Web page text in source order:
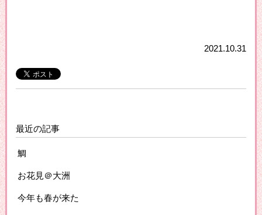
2021.10.31
最近の記事
鯛
お花見＠大洲
今年も春が来た